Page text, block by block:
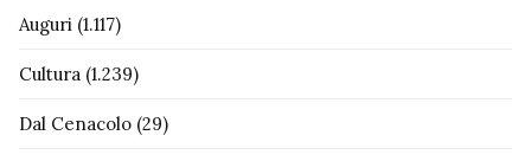
Auguri (1.117)
Cultura (1.239)
Dal Cenacolo (29)